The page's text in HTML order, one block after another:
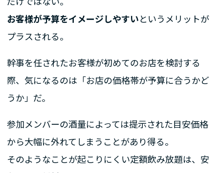
お客様が予算をイメージしやすいというメリットが
プラスされる。
幹事を任されたお客様が初めてのお店を検討する
際、気になるのは「お店の価格帯が予算に合うかど
うか」だ。
参加メンバーの酒量によっては提示された目安価格
から大幅に外れてしまうことがあり得る。
そのようなことが起こりにくい定額飲み放題は、安